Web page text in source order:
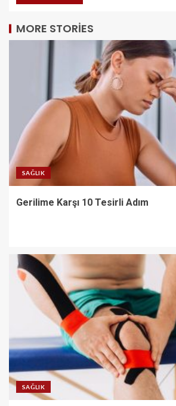
MORE STORIES
SAĞLIK
Gerilime Karşı 10 Tesirli Adım
SAĞLIK